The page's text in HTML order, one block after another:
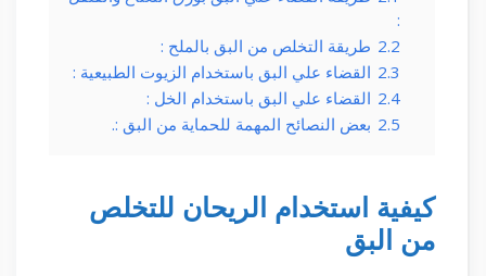
:
2.2 طريقة التخلص من البق بالملح :
2.3 القضاء علي البق باستخدام الزيوت الطبيعية :
2.4 القضاء علي البق باستخدام الخل :
2.5 بعض النصائح المهمة للحماية من البق :.
كيفية استخدام الريحان للتخلص
من البق